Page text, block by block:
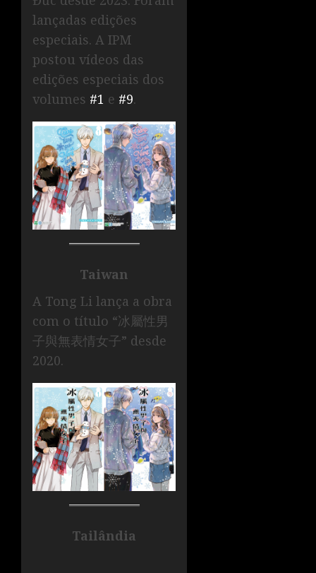
lançadas edições
especiais. A IPM
postou vídeos das
edições especiais dos
volumes #1 e #9.
Taiwan
A Tong Li lança a obra
com o título “冰屬性男
子與無表情女子” desde
2020.
Tailândia